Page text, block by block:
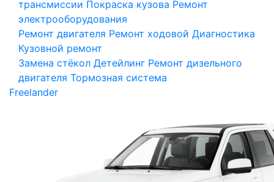
трансмиссии Покраска кузова Ремонт
электрооборудования
Ремонт двигателя Ремонт ходовой Диагностика
Кузовной ремонт
Замена стёкол Детейлинг Ремонт дизельного
двигателя Тормозная система
Freelander